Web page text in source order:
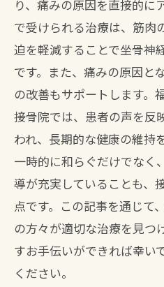
り、痛みの原因を直接的に
で受けられる治療は、筋肉
迫を軽減することで坐骨神
です。また、痛みの原因と
の改善もサポートします。
接骨院では、患者の声を反
われ、長期的な健康の維持
一時的に和らぐだけでなく
導が充実していることも、
点です。この記事を通じて
の方々が適切な治療を見つ
すお手伝いができれば幸い
ください。